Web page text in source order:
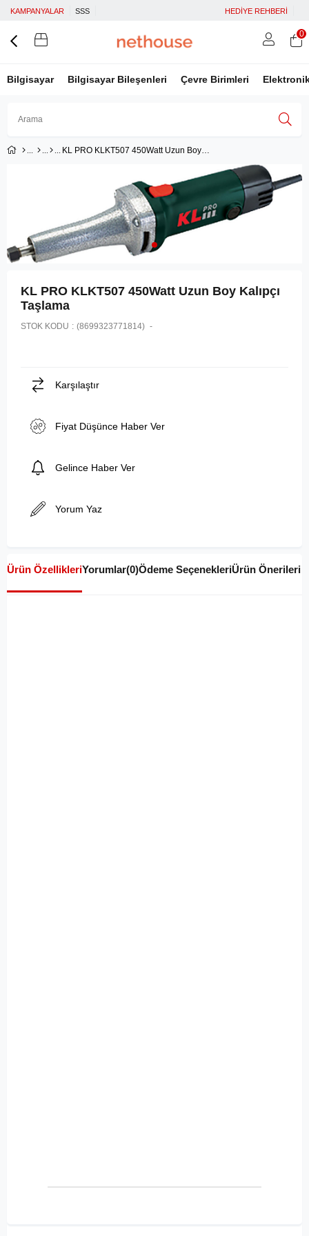
KAMPANYALAR SSS HEDİYE REHBERİ
Bilgisayar Bilgisayar Bileşenleri Çevre Birimleri
Facebook İle Bağlan
Google İle Bağlan
0
KL PRO KLKT507 450Watt Uzun Boy Kalıpçı Taşlama
KL PRO KLKT507 450Watt Uzun Boy Kalıpçı
Taşlama
STOK KODU (8699323771814)
Karşılaştır
Fiyat Düşünce Haber Ver
Gelince Haber Ver
Yorum Yaz
Ürün ÖzellikleriYorumlar(0)Ödeme SeçenekleriÜrün Önerileri